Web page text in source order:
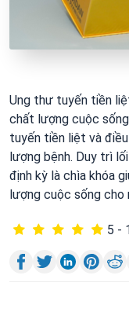
Ung thư tuyến tiền
chất lượng cuộc
tuyến tiền liệt và
lượng bệnh. Duy trì
định kỳ là chìa khóa
lượng cuộc sống cho
5 -